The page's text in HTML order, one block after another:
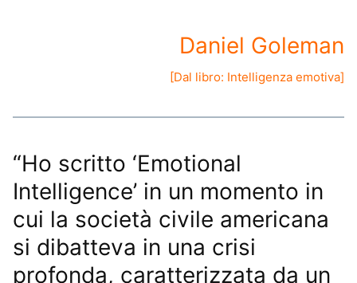
Daniel Goleman
[Dal libro: Intelligenza emotiva]
“Ho scritto ‘Emotional
Intelligence’ in un momento in
cui la società civile americana
si dibatteva in una crisi
profonda, caratterizzata da un